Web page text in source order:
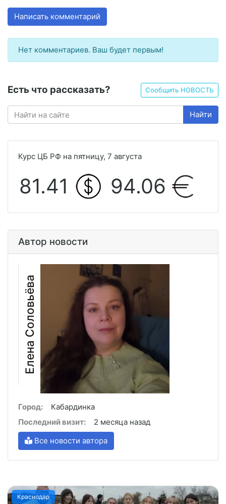
Написать комментарий
Нет комментариев. Ваш будет первым!
Есть что рассказать? Сообщить НОВОСТЬ
Найти
Курс ЦБ РФ на пятницу, 7 августа
81.41 94.06
Автор новости
Елена Соловьёва
Город:
Кабардинка
Последний визит:
2 месяца назад
Все новости автора
Краснодар